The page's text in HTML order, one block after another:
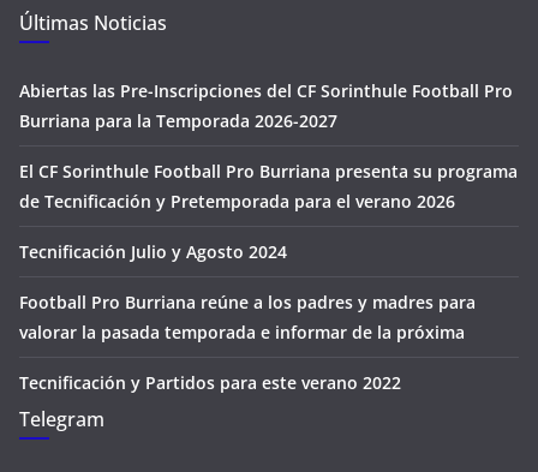
Últimas Noticias
Abiertas las Pre-Inscripciones del CF Sorinthule Football Pro
Burriana para la Temporada 2026-2027
El CF Sorinthule Football Pro Burriana presenta su programa
de Tecnificación y Pretemporada para el verano 2026
Tecnificación Julio y Agosto 2024
Football Pro Burriana reúne a los padres y madres para
valorar la pasada temporada e informar de la próxima
Tecnificación y Partidos para este verano 2022
Telegram